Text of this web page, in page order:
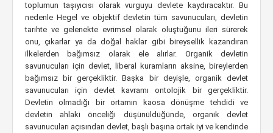
toplumun taşıyıcısı olarak vurguyu devlete kaydıracaktır. Bu
nedenle Hegel ve objektif devletin tüm savunucuları, devletin
tarihte ve gelenekte evrimsel olarak oluştuğunu ileri sürerek
onu, çıkarlar ya da doğal haklar gibi bireysellik kazandıran
ilkelerden bağımsız olarak ele alırlar. Organik devletin
savunucuları için devlet, liberal kuramların aksine, bireylerden
bağımsız bir gerçekliktir. Başka bir deyişle, organik devlet
savunucuları için devlet kavramı ontolojik bir gerçekliktir.
Devletin olmadığı bir ortamın kaosa dönüşme tehdidi ve
devletin ahlaki önceliği düşünüldüğünde, organik devlet
savunucuları açısından devlet, başlı başına ortak iyi ve kendinde